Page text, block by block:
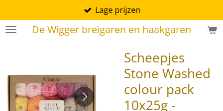
direct
naar
De Wigger breigaren en haakgaren
Lage prijzen
Scheepjes
Stone Washed
colour pack
10x25g -